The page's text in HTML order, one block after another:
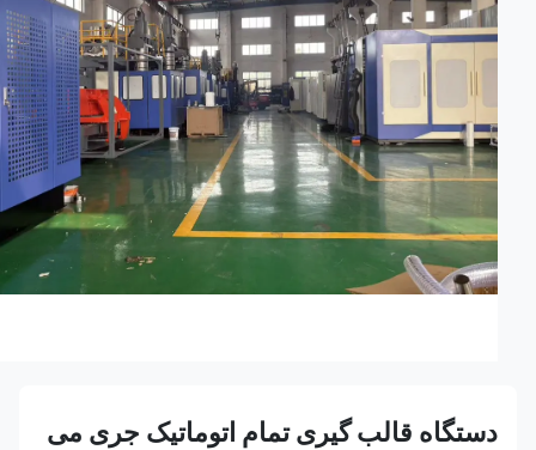
دستگاه قالب گیری تمام اتوماتیک جری می